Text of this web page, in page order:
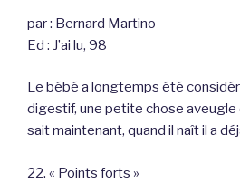
par : Bernard Martino
Ed : J’ai lu, 98
Le bébé a longtemps été
digestif, une petite chose aveugle
sait maintenant, quand il naît il a
22. « Points forts »